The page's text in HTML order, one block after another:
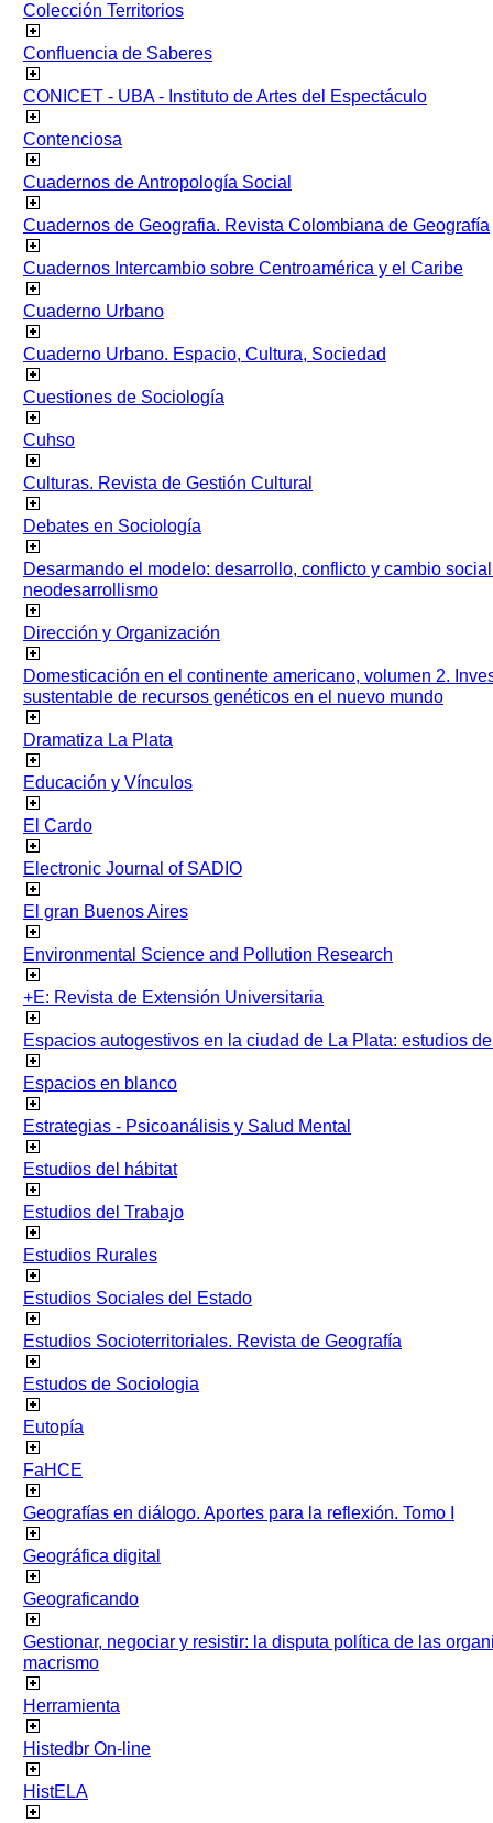
Colección Territorios
Confluencia de Saberes
CONICET - UBA - Instituto de Artes del Espectáculo
Contenciosa
Cuadernos de Antropología Social
Cuadernos de Geografia. Revista Colombiana de Geografía
Cuadernos Intercambio sobre Centroamérica y el Caribe
Cuaderno Urbano
Cuaderno Urbano. Espacio, Cultura, Sociedad
Cuestiones de Sociología
Cuhso
Culturas. Revista de Gestión Cultural
Debates en Sociología
Desarmando el modelo: desarrollo, conflicto y cambio
neodesarrollismo
Dirección y Organización
Domesticación en el continente americano, volumen 2.
sustentable de recursos genéticos en el nuevo mundo
Dramatiza La Plata
Educación y Vínculos
El Cardo
Electronic Journal of SADIO
El gran Buenos Aires
Environmental Science and Pollution Research
+E: Revista de Extensión Universitaria
Espacios autogestivos en la ciudad de La Plata: estudios
Espacios en blanco
Estrategias - Psicoanálisis y Salud Mental
Estudios del hábitat
Estudios del Trabajo
Estudios Rurales
Estudios Sociales del Estado
Estudios Socioterritoriales. Revista de Geografía
Estudos de Sociologia
Eutopía
FaHCE
Geografías en diálogo. Aportes para la reflexión. Tomo I
Geográfica digital
Geograficando
Gestionar, negociar y resistir: la disputa política de las
macrismo
Herramienta
Histedbr On-line
HistELA